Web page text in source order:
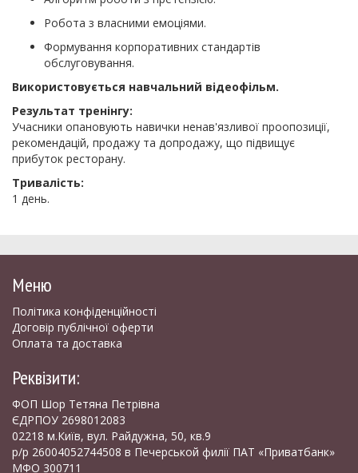
Робота з власними емоціями.
Формування корпоративних стандартів
обслуговування.
Використовується навчальний відеофільм.
Результат тренінгу:
Учасники опановують навички ненав'язливої проопозиції,
рекомендацій, продажу та допродажу, що підвищує
прибуток ресторану.
Тривалість:
1 день.
Меню
Політика конфіденційності
Договір публічної оферти
Оплата та доставка
Реквізити:
ФОП Шор Тетяна Петрівна
ЄДРПОУ 2698012083
02218 м.Київ, вул. Райдужна, 50, кв.9
р/р 26004052744508 в Печерськой филії ПАТ «Приватбанк»
МФО 300711